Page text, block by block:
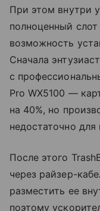
При этом внутри
полноценный
возможность
Сначала
с
Pro WX5100 —
на 40%, но
недостаточно
После этого
через райзер-
разместить ее
поэтому